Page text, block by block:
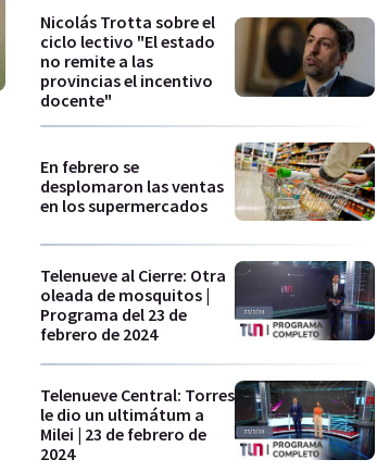
Nicolás Trotta sobre el
ciclo lectivo "El estado
no remite a las
provincias el incentivo
docente"
En febrero se
desplomaron las ventas
en los supermercados
Telenueve al Cierre: Otra
oleada de mosquitos |
Programa del 23 de
febrero de 2024
Telenueve Central: Torres
le dio un ultimátum a
Milei | 23 de febrero de
2024